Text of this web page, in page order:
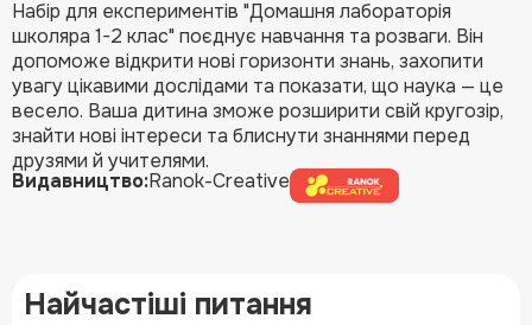
Набір для експериментів "Домашня лабораторія
школяра 1-2 клас" поєднує навчання та розваги. Він
допоможе відкрити нові горизонти знань, захопити
увагу цікавими дослідами та показати, що наука — це
весело. Ваша дитина зможе розширити свій кругозір,
знайти нові інтереси та блиснути знаннями перед
друзями й учителями.
Видавництво:Ranok-Creative
Найчастіші питання